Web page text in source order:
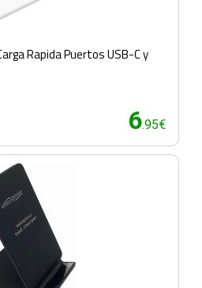
Rapida Puertos USB-C y
6.95€